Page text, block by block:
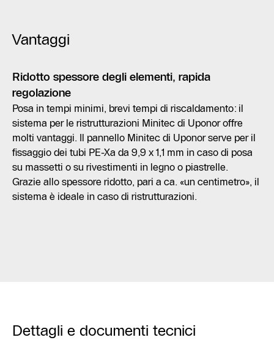
Vantaggi
Ridotto spessore degli elementi, rapida
regolazione
Posa in tempi minimi, brevi tempi di riscaldamento: il
sistema per le ristrutturazioni Minitec di Uponor offre
molti vantaggi. Il pannello Minitec di Uponor serve per il
fissaggio dei tubi PE-Xa da 9,9 x 1,1 mm in caso di posa
su massetti o su rivestimenti in legno o piastrelle.
Grazie allo spessore ridotto, pari a ca. «un centimetro», il
sistema è ideale in caso di ristrutturazioni.
Dettagli e documenti tecnici